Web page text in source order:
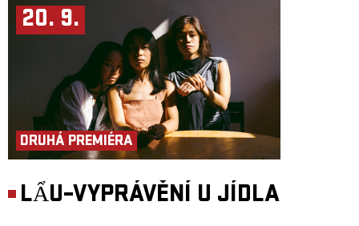
20. 9.
DRUHÁ PREMIÉRA
LẨU–VYPRÁVĚNÍ U JÍDLA